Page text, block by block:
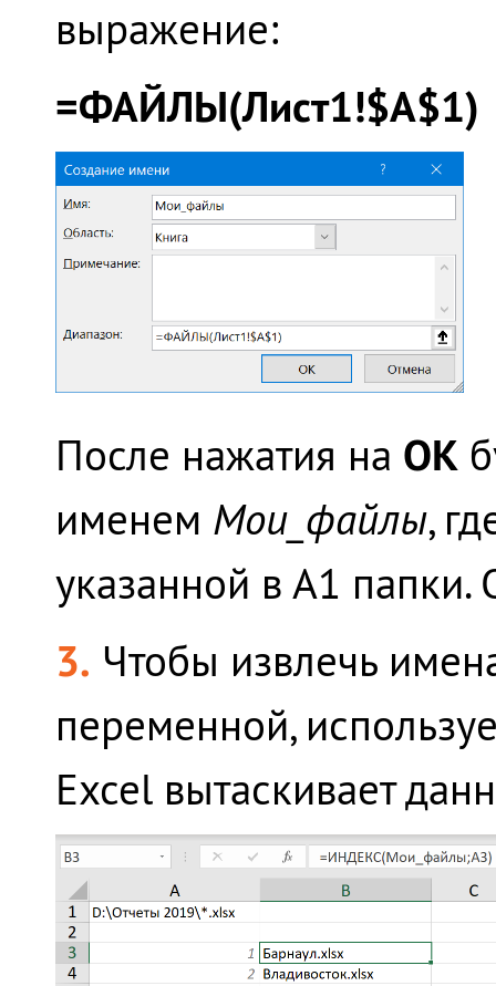
выражение:
=ФАЙЛЫ(Лист1!$A$1)
После нажатия на ОК
именем Мои_файлы,
указанной в А1 папки.
3. Чтобы извлечь
переменной,
Excel вытаскивает